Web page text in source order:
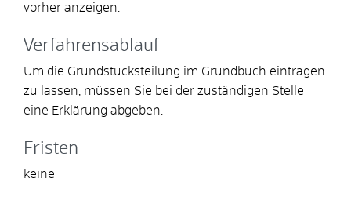
vorher anzeigen.
Verfahrensablauf
Um die Grundstücksteilung im Grundbuch eintragen
zu lassen, müssen Sie bei der zuständigen Stelle
eine Erklärung abgeben.
Fristen
keine